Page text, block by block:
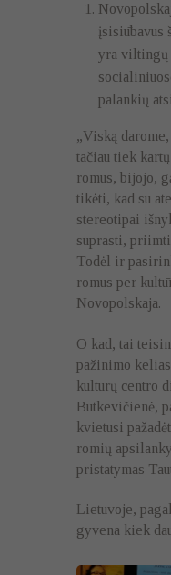
įsisiūbavus
yra viltingų
palankių
„Viską
tačiau tiek
romus, bijojo,
tikėti, kad su
stereotipai
suprasti,
Todėl ir
romus per
Novopolskaja.
O kad, tai
pažinimo
kultūrų centro
Butkevičienė,
kvietusi
romių
pristatymas
Lietuvoje,
gyvena kiek